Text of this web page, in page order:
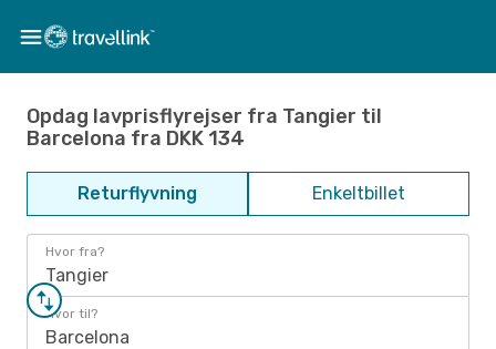
Opdag lavprisflyrejser fra Tangier til
Barcelona fra DKK 134
Returflyvning Enkeltbillet
Hvor fra?
Tangier
Hvor til?
Barcelona